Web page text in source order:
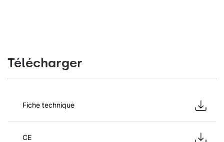
Télécharger
Fiche technique
CE